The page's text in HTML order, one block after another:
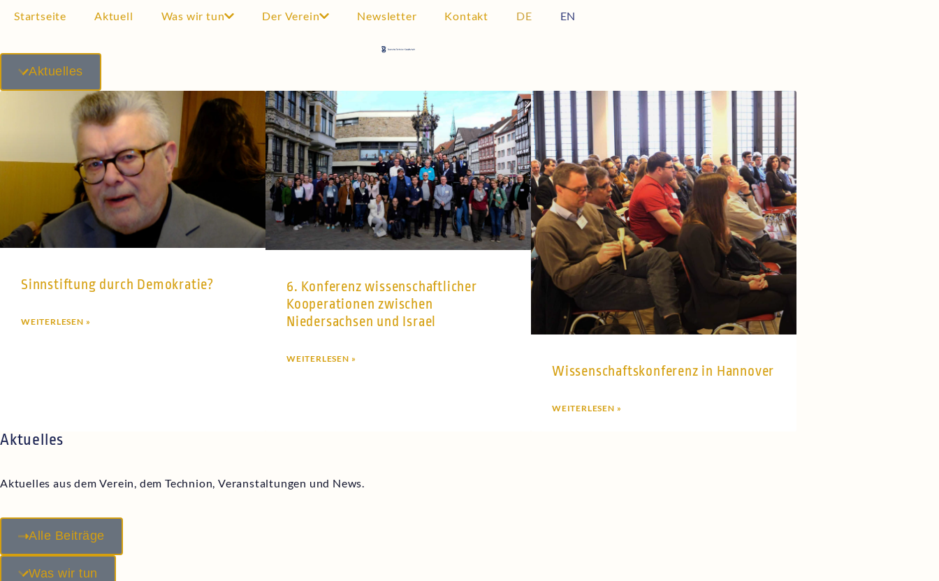
Startseite Aktuell Was wir tun Der Verein Newsletter Kontakt DE EN
Aktuelles
Sinnstiftung durch Demokratie?
WEITERLESEN »
6. Konferenz wissenschaftlicher
Kooperationen zwischen
Niedersachsen und Israel
WEITERLESEN »
Wissenschaftskonferenz in Hannover
WEITERLESEN »
Aktuelles
Aktuelles aus dem Verein, dem Technion, Veranstaltungen und News.
Alle Beiträge
Was wir tun